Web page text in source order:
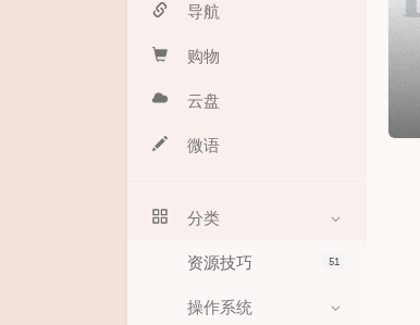
导航
购物
云盘
微语
分类
51
资源技巧
操作系统